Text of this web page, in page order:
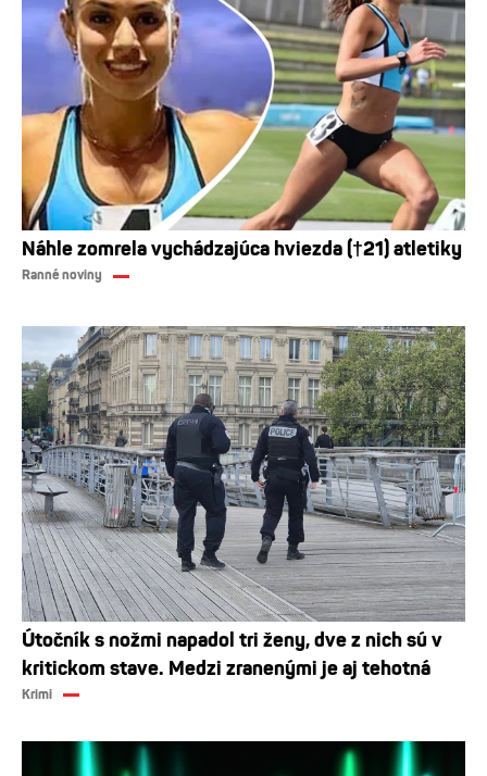
Náhle zomrela vychádzajúca hviezda (†21) atletiky
Ranné noviny
Útočník s nožmi napadol tri ženy, dve z nich sú v
kritickom stave. Medzi zranenými je aj tehotná
Krimi